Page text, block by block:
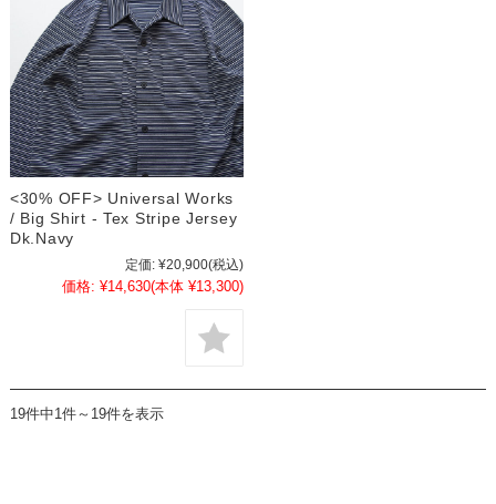
<30% OFF> Universal Works
/ Big Shirt - Tex Stripe Jersey
Dk.Navy
定価: ¥20,900(税込)
価格: ¥14,630(本体 ¥13,300)
19件中1件～19件を表示